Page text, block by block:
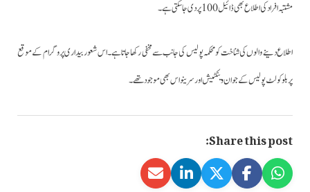
مشتبہ افرادکی اطلاع بھی ڈائیل 100 پر دی جاسکتی ہے۔
اطلاع دینے والوں کی شناخت کو محکمہ پولیس کی جانب سے مخفی رکھا جاتا ہے۔اس شعور بیداری پروگرام کے موقع
پر بلو کولٹ پولیس کے جوان وینکٹیش اور سرینواس بھی موجود تھے۔
Share this post: